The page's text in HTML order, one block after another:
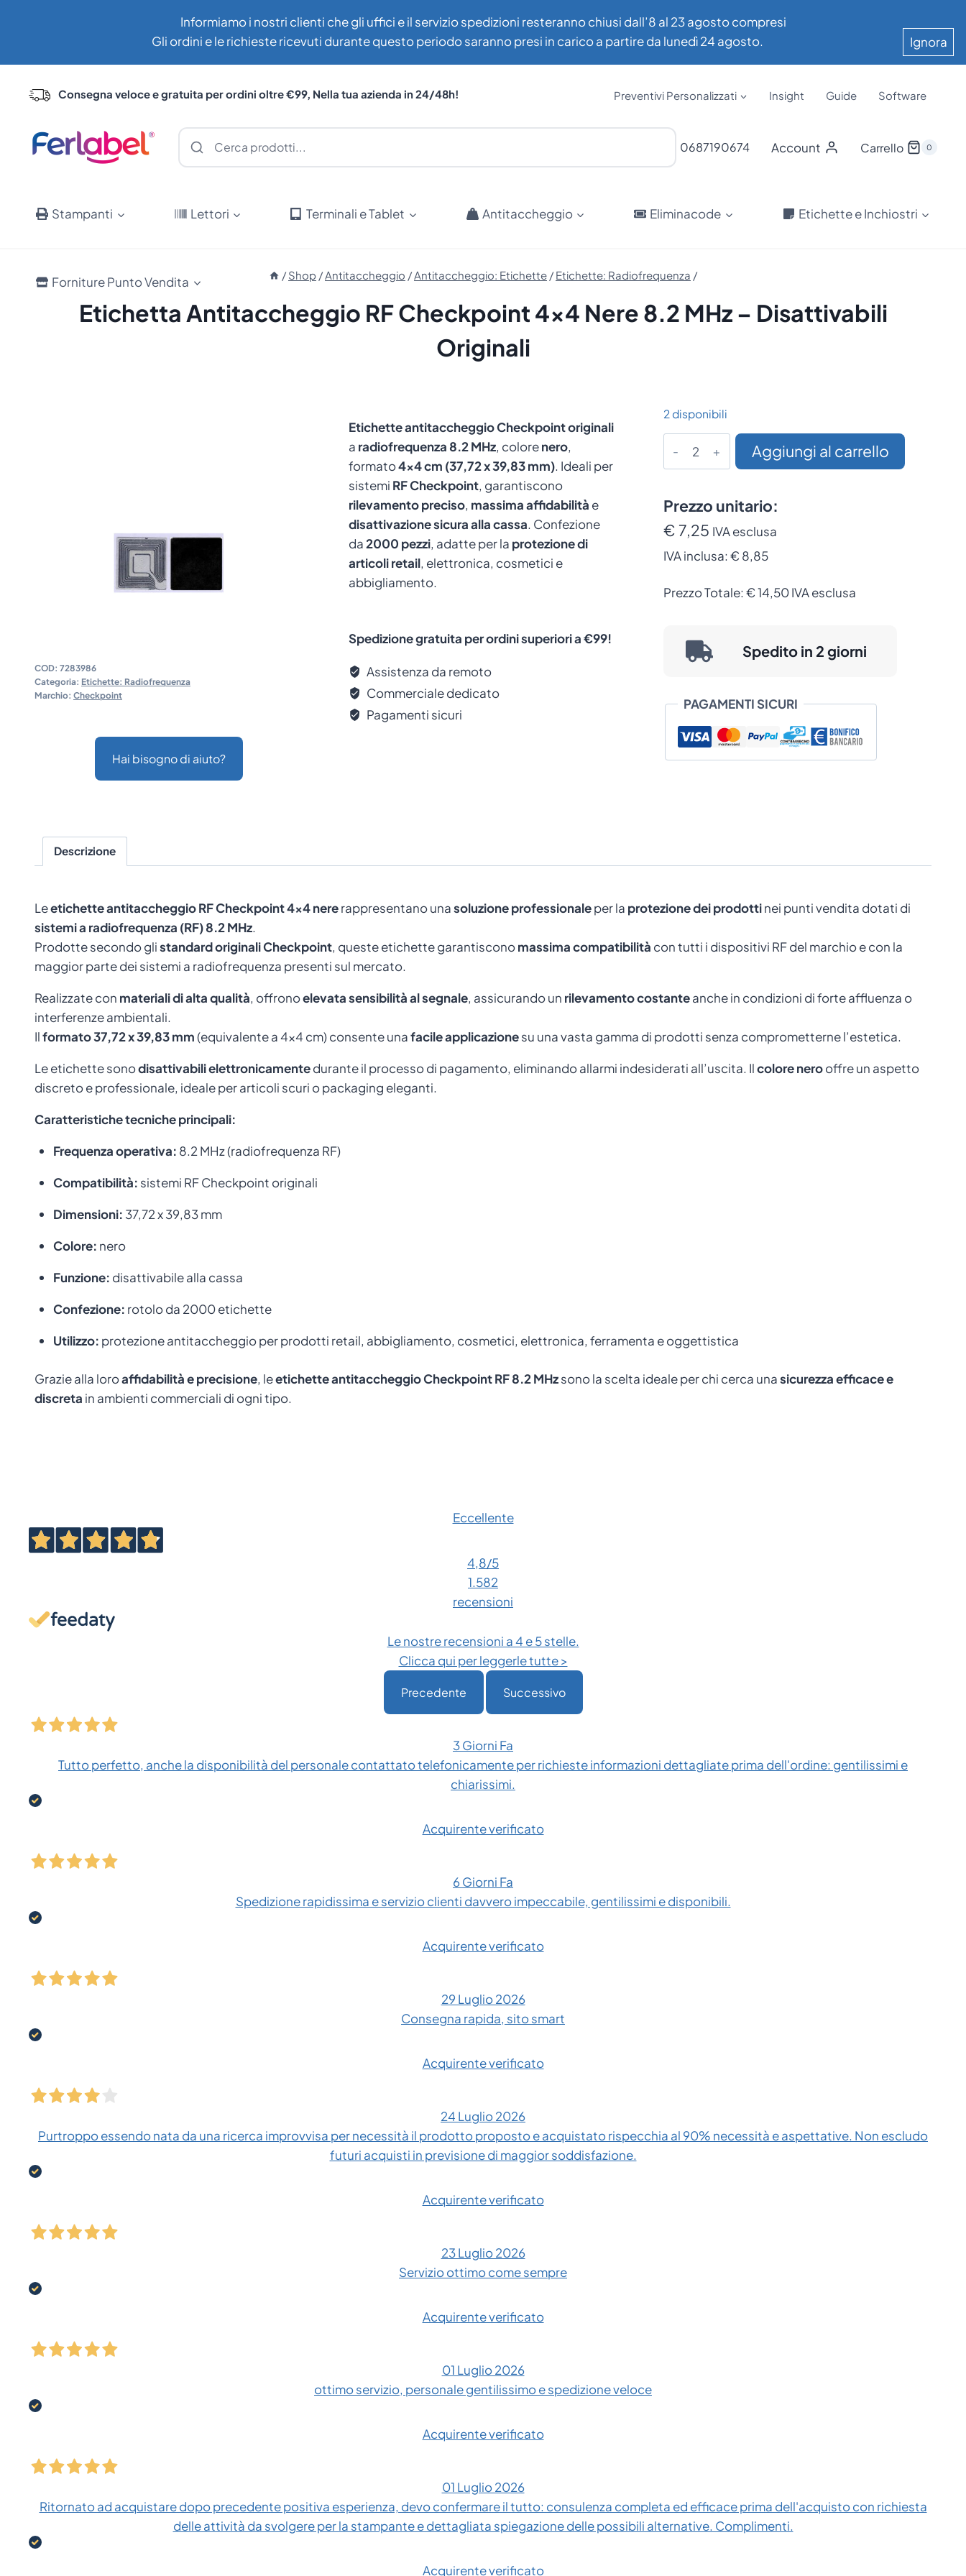
Informiamo i nostri clienti che gli uffici e il servizio spedizioni resteranno chiusi dall’8 al 23 agosto compresi
Gli ordini e le richieste ricevuti durante questo periodo saranno presi in carico a partire da lunedì 24 agosto.
Ignora
Consegna veloce e gratuita per ordini oltre €99, Nella tua azienda in 24/48h! Preventivi Personalizzati Insight Guide Software
0687190674 Account Carrello 0
Stampanti Lettori Terminali e Tablet Antitaccheggio Eliminacode Etichette e Inchiostri
Forniture Punto Vendita / Shop /Antitaccheggio /Antitaccheggio: Etichette / Etichette: Radiofrequenza /
Etichetta Antitaccheggio RF Checkpoint 4×4 Nere 8.2 MHz – Disattivabili
Originali
COD: 7283986
Categoria: Etichette: Radiofrequenza
Marchio: Checkpoint
Hai bisogno di aiuto?
Etichette antitaccheggio Checkpoint originali
a radiofrequenza 8.2 MHz, colorenero,
formato4×4 cm (37,72 x 39,83 mm). Ideali per
sistemi RF Checkpoint, garantiscono
rilevamento preciso, massima affidabilità e
disattivazione sicura alla cassa. Confezione
da2000 pezzi, adatte per la protezione di
articoli retail, elettronica, cosmetici e
abbigliamento.
Spedizione gratuita per ordini superiori a €99!
Assistenza da remoto
Commerciale dedicato
Pagamenti sicuri
2 disponibili
Antitaccheggio
Checkpoint
Nere
8.2
–
Originali
quantità
Aggiungi al carrello
Prezzo unitario:
€ 7,25 IVA esclusa
IVA inclusa: € 8,85
Prezzo Totale: €14,50IVA esclusa
Spedito in 2 giorni
PAGAMENTI SICURI
Descrizione
Leetichette antitaccheggio RF Checkpoint 4×4 nererappresentano unasoluzione professionaleper la protezione dei prodottinei punti vendita dotati di
sistemi a radiofrequenza (RF) 8.2 MHz.
Prodotte secondo glistandard originali Checkpoint, queste etichette garantisconomassima compatibilità con tutti i dispositivi RF del marchio e con la
maggior parte dei sistemi a radiofrequenza presenti sul mercato.
Realizzate con materiali di alta qualità, offronoelevata sensibilità al segnale, assicurando un rilevamento costanteanche in condizioni di forte affluenza o
interferenze ambientali.
Ilformato 37,72 x 39,83 mm(equivalente a 4×4 cm) consente unafacile applicazionesu una vasta gamma di prodotti senza comprometterne l’estetica.
Le etichette sonodisattivabili elettronicamentedurante il processo di pagamento, eliminando allarmi indesiderati all’uscita. Ilcolore nerooffre un aspetto
discreto e professionale, ideale per articoli scuri o packaging eleganti.
Caratteristiche tecniche principali:
Frequenza operativa: 8.2 MHz (radiofrequenza RF)
Compatibilità: sistemi RF Checkpoint originali
Dimensioni: 37,72 x 39,83 mm
Colore: nero
Funzione: disattivabile alla cassa
Confezione: rotolo da 2000 etichette
Utilizzo: protezione antitaccheggio per prodotti retail, abbigliamento, cosmetici, elettronica, ferramenta e oggettistica
Grazie alla loroaffidabilità e precisione, leetichette antitaccheggio Checkpoint RF 8.2 MHzsono la scelta ideale per chi cerca unasicurezza efficace e
discreta in ambienti commerciali di ogni tipo.
Eccellente
4,8/5
1.582
recensioni
Le nostre recensioni a 4 e 5 stelle.
Clicca qui per leggerle tutte >
Precedente Successivo
3 Giorni Fa
Tutto perfetto, anche la disponibilità del personale contattato telefonicamente per richieste informazioni dettagliate prima dell'ordine: gentilissimi e
chiarissimi.
Acquirente verificato
6 Giorni Fa
Spedizione rapidissima e servizio clienti davvero impeccabile, gentilissimi e disponibili.
Acquirente verificato
29 Luglio 2026
Consegna rapida, sito smart
Acquirente verificato
24 Luglio 2026
Purtroppo essendo nata da una ricerca improvvisa per necessità il prodotto proposto e acquistato rispecchia al 90% necessità e aspettative. Non escludo
futuri acquisti in previsione di maggior soddisfazione.
Acquirente verificato
23 Luglio 2026
Servizio ottimo come sempre
Acquirente verificato
01 Luglio 2026
ottimo servizio, personale gentilissimo e spedizione veloce
Acquirente verificato
01 Luglio 2026
Ritornato ad acquistare dopo precedente positiva esperienza, devo confermare il tutto: consulenza completa ed efficace prima dell'acquisto con richiesta
delle attività da svolgere per la stampante e dettagliata spiegazione delle possibili alternative. Complimenti.
Acquirente verificato